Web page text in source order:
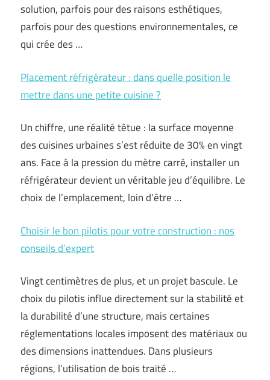
solution, parfois pour des raisons esthétiques,
parfois pour des questions environnementales, ce
qui crée des …
Placement réfrigérateur : dans quelle position le
mettre dans une petite cuisine ?
Un chiffre, une réalité têtue : la surface moyenne
des cuisines urbaines s’est réduite de 30% en vingt
ans. Face à la pression du mètre carré, installer un
réfrigérateur devient un véritable jeu d’équilibre. Le
choix de l’emplacement, loin d’être …
Choisir le bon pilotis pour votre construction : nos
conseils d’expert
Vingt centimètres de plus, et un projet bascule. Le
choix du pilotis influe directement sur la stabilité et
la durabilité d’une structure, mais certaines
réglementations locales imposent des matériaux ou
des dimensions inattendues. Dans plusieurs
régions, l’utilisation de bois traité …